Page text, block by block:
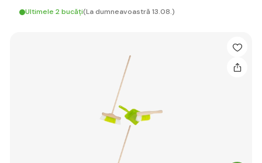
Ultimele 2 bucăți(La dumneavoastră 13.08.)